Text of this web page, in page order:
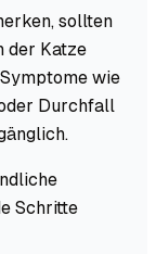
sollten
der Katze
wie
Durchfall
Schritte